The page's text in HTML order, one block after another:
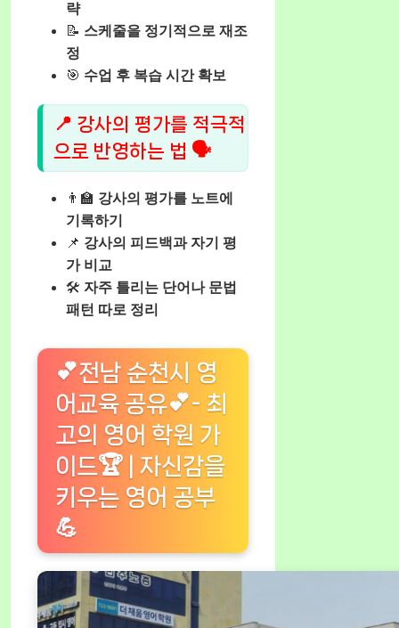
략
📝 스케줄을 정기적으로 재조
정
🎯 수업 후 복습 시간 확보
📍 강사의 평가를 적극적
으로 반영하는 법 🗣️
👨‍🏫 강사의 평가를 노트에
기록하기
📌 강사의 피드백과 자기 평
가 비교
🛠️ 자주 틀리는 단어나 문법
패턴 따로 정리
💕전남 순천시 영
어교육 공유💕- 최
고의 영어 학원 가
이드🏆 | 자신감을
키우는 영어 공부
💪